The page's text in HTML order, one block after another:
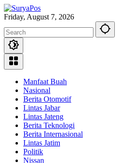
Skip
to
Friday, August 7, 2026
Manfaat Buah
Nasional
Berita Otomotif
Lintas Jabar
Lintas Jateng
Berita Teknologi
Berita Internasional
Lintas Jatim
Politik
Nissan